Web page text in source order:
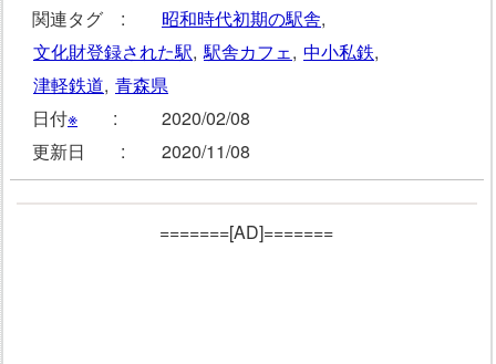
関連タグ :
昭和時代初期の駅舎,
文化財登録された駅, 駅舎カフェ, 中小私鉄,
津軽鉄道, 青森県
日付※ :
2020/02/08
更新日 :
2020/11/08
=======[AD]=======